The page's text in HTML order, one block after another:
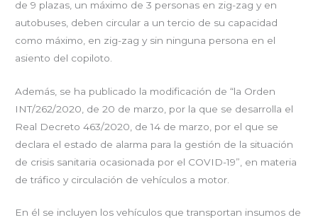
de 9 plazas, un máximo de 3 personas en zig-zag y en
autobuses, deben circular a un tercio de su capacidad
como máximo, en zig-zag y sin ninguna persona en el
asiento del copiloto.
Además, se ha publicado la modificación de “la Orden
INT/262/2020, de 20 de marzo, por la que se desarrolla el
Real Decreto 463/2020, de 14 de marzo, por el que se
declara el estado de alarma para la gestión de la situación
de crisis sanitaria ocasionada por el COVID-19”, en materia
de tráfico y circulación de vehículos a motor.
En él se incluyen los vehículos que transportan insumos de